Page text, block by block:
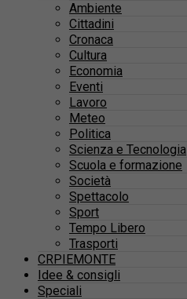
Ambiente
Cittadini
Cronaca
Cultura
Economia
Eventi
Lavoro
Meteo
Politica
Scienza e Tecnologia
Scuola e formazione
Società
Spettacolo
Sport
Tempo Libero
Trasporti
CRPIEMONTE
Idee & consigli
Speciali